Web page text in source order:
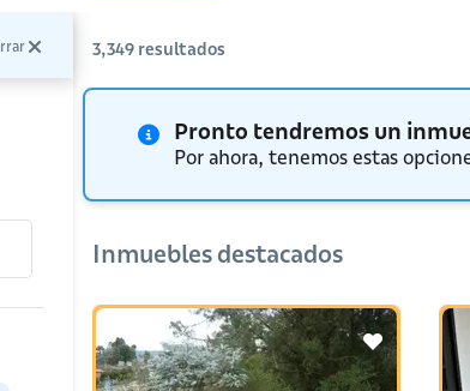
3,349 resultados
Pronto tendremos un
Por ahora, tenemos estas
Inmuebles destacados